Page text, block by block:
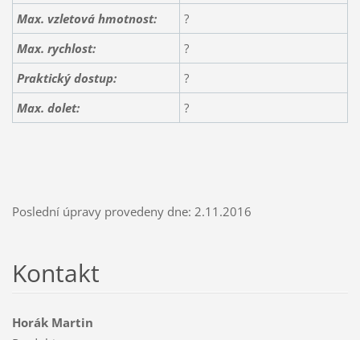
Max. vzletová hmotnost:
?
Max. rychlost:
?
Praktický dostup:
?
Max. dolet:
?
Poslední úpravy provedeny dne: 2.11.2016
Kontakt
Horák Martin